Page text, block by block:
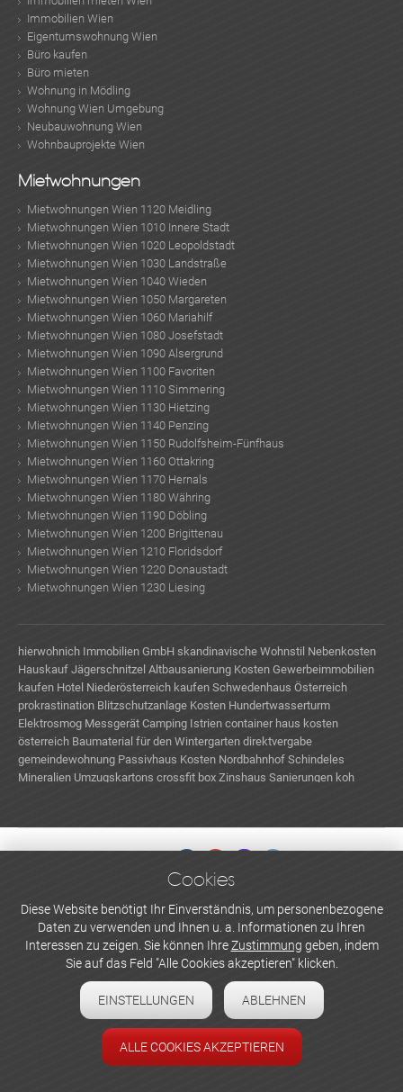
Immobilien Wien
Eigentumswohnung Wien
Büro kaufen
Büro mieten
Wohnung in Mödling
Wohnung Wien Umgebung
Neubauwohnung Wien
Wohnbauprojekte Wien
Mietwohnungen
Mietwohnungen Wien 1120 Meidling
Mietwohnungen Wien 1010 Innere Stadt
Mietwohnungen Wien 1020 Leopoldstadt
Mietwohnungen Wien 1030 Landstraße
Mietwohnungen Wien 1040 Wieden
Mietwohnungen Wien 1050 Margareten
Mietwohnungen Wien 1060 Mariahilf
Mietwohnungen Wien 1080 Josefstadt
Mietwohnungen Wien 1090 Alsergrund
Mietwohnungen Wien 1100 Favoriten
Mietwohnungen Wien 1110 Simmering
Mietwohnungen Wien 1130 Hietzing
Mietwohnungen Wien 1140 Penzing
Mietwohnungen Wien 1150 Rudolfsheim-Fünfhaus
Mietwohnungen Wien 1160 Ottakring
Mietwohnungen Wien 1170 Hernals
Mietwohnungen Wien 1180 Währing
Mietwohnungen Wien 1190 Döbling
Mietwohnungen Wien 1200 Brigittenau
Mietwohnungen Wien 1210 Floridsdorf
Mietwohnungen Wien 1220 Donaustadt
Mietwohnungen Wien 1230 Liesing
hierwohnich Immobilien GmbH skandinavische Wohnstil Nebenkosten
Hauskauf Jägerschnitzel Altbausanierung Kosten Gewerbeimmobilien
kaufen Hotel Niederösterreich kaufen Schwedenhaus Österreich
prokrastination Blitzschutzanlage Kosten Hundertwasserturm
Elektrosmog Messgerät Camping Istrien container haus kosten
österreich Baumaterial für den Wintergarten direktvergabe
gemeindewohnung Passivhaus Kosten Nordbahnhof Schindeles
Mineralien Umzugskartons crossfit box Zinshaus Sanierungen koh
WERBEN UND INSERIEREN
Newsletter abonnieren
Datenschutzerklärung
Cookie-Einstellungen
Cookies
Diese Website benötigt Ihr Einverständnis, um personenbezogene
Daten zu verwenden und Ihnen u. a. Informationen zu Ihren
Interessen zu zeigen. Sie können IhreZustimmung geben, indem
Sie auf das Feld "Alle Cookies akzeptieren" klicken.
EINSTELLUNGEN ABLEHNEN
ALLE COOKIES AKZEPTIEREN